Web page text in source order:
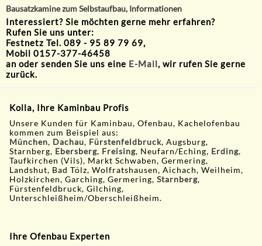
Bausatzkamine zum Selbstaufbau, Informationen
Interessiert? Sie möchten gerne mehr erfahren?
Rufen Sie uns unter:
Festnetz Tel. 089 - 95 89 79 69,
Mobil 0157-377-46458
an oder senden Sie uns eine E-Mail, wir rufen Sie gerne
zurück.
Kolla, Ihre Kaminbau Profis
Unsere Kunden für Kaminbau, Ofenbau, Kachelofenbau
kommen zum Beispiel aus:
München, Dachau, Fürstenfeldbruck, Augsburg,
Starnberg, Ebersberg, Freising, Neufarn/Eching, Erding,
Taufkirchen (Vils), Markt Schwaben, Germering,
Landshut, Bad Tölz, Wolfratshausen, Aichach, Weilheim,
Holzkirchen, Garching, Germering,Starnberg,
Fürstenfeldbruck, Gilching,
Unterschleißheim/Oberschleißheim.
Ihre Ofenbau Experten